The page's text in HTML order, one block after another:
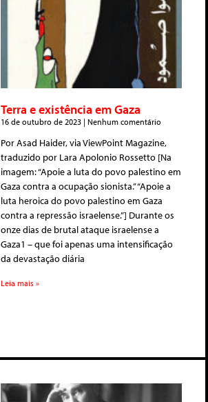
Terra e existência em Gaza
16 de outubro de 2023 Nenhum comentário
Por Asad Haider, via ViewPoint Magazine,
traduzido por Lara Apolonio Rossetto [Na
imagem: “Apoie a luta do povo palestino em
Gaza contra a ocupação sionista.” “Apoie a
luta heroica do povo palestino em Gaza
contra a repressão israelense.”] Durante os
onze dias de brutal ataque israelense a
Gaza1 – que foi apenas uma intensificação
da devastação diária
Leia mais »